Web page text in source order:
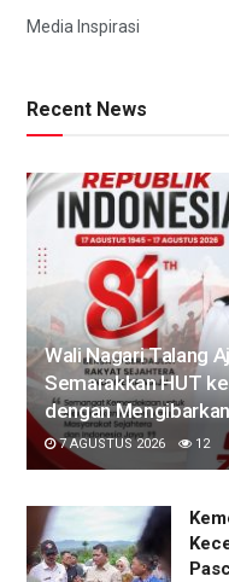
Media Inspirasi
Recent News
Wali Nagari Talang
Semarakkan HUT
dengan
7 AGUSTUS 2026 12